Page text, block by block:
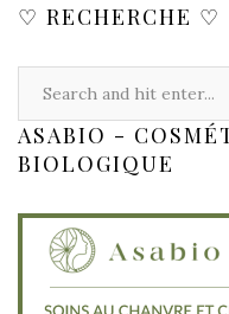
♡ RECHERCHE ♡
ASABIO -
BIOLOGIQUE